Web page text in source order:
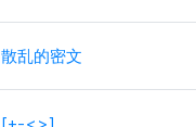
散乱的密文
[+-<>]